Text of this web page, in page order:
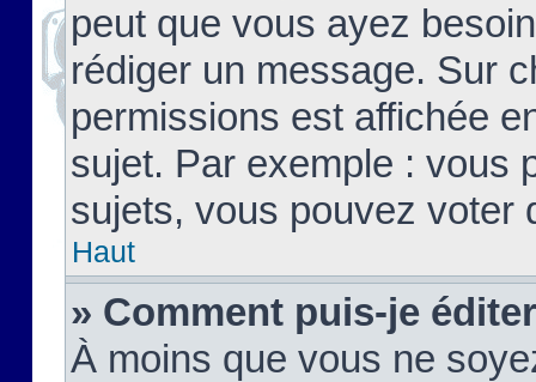
peut que vous ayez
rédiger un message. Sur
permissions est affichée
sujet. Par exemple : vous
sujets, vous pouvez voter
Haut
» Comment puis-je
À moins que vous ne